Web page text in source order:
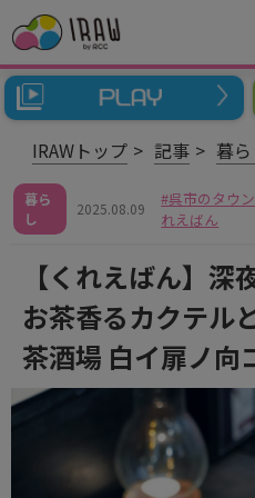
IRAWトップ 記事 暮
暮ら
し
2025.08.09
呉市のタウ
れえばん
【くれえばん】深
お茶香るカクテル
茶酒場 白イ扉ノ向